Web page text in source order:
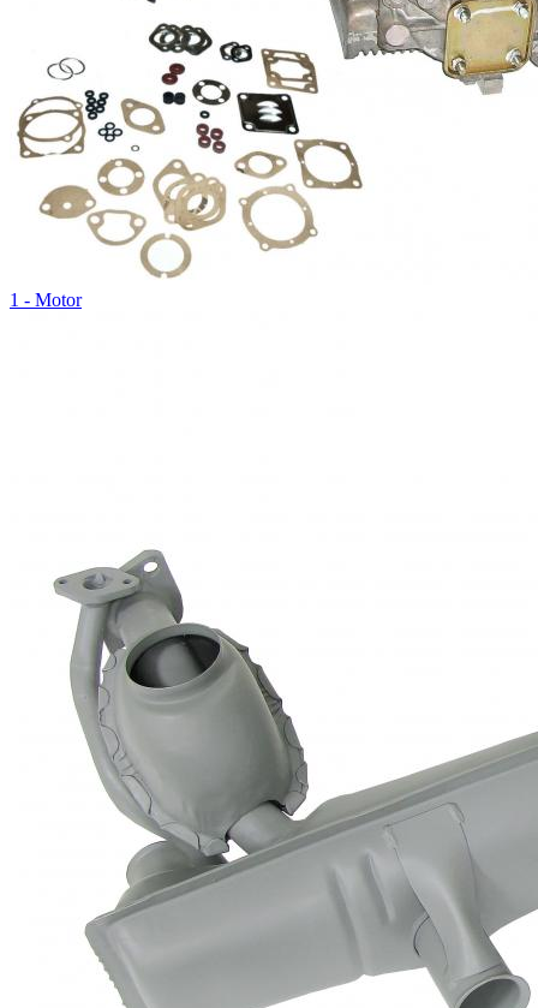
1 - Motor